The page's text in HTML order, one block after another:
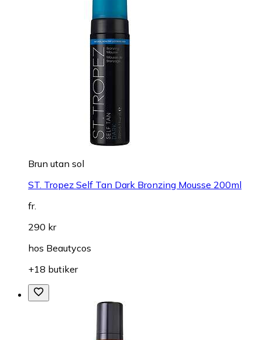
Brun utan sol
ST. Tropez Self Tan Dark Bronzing Mousse 200ml
fr.
290 kr
hos Beautycos
+18 butiker